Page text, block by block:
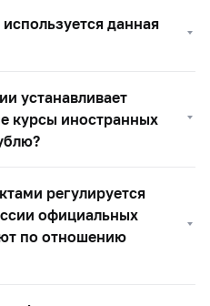
данная
устанавливает
курсы иностранных
регулируется
официальных
по отношению